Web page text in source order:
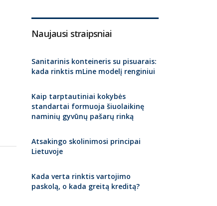
Naujausi straipsniai
Sanitarinis konteineris su pisuarais:
kada rinktis mLine modelį renginiui
Kaip tarptautiniai kokybės
standartai formuoja šiuolaikinę
naminių gyvūnų pašarų rinką
Atsakingo skolinimosi principai
Lietuvoje
Kada verta rinktis vartojimo
paskolą, o kada greitą kreditą?